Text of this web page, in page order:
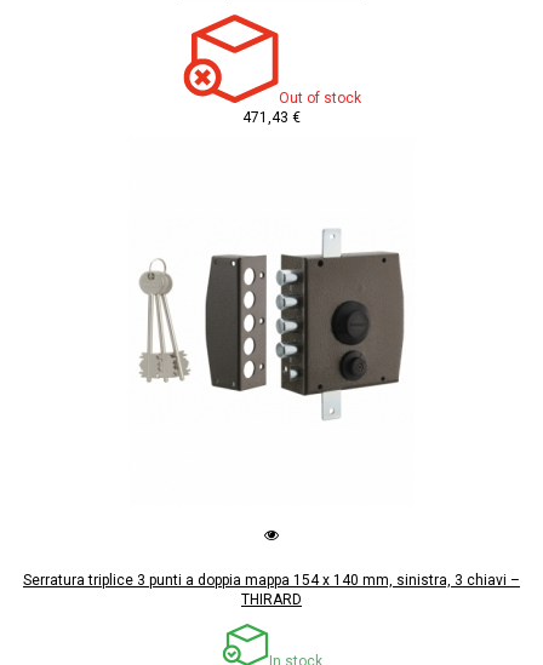
Out of stock
471,43 €
Serratura triplice 3 punti a doppia mappa 154 x 140 mm, sinistra, 3 chiavi –
THIRARD
In stock